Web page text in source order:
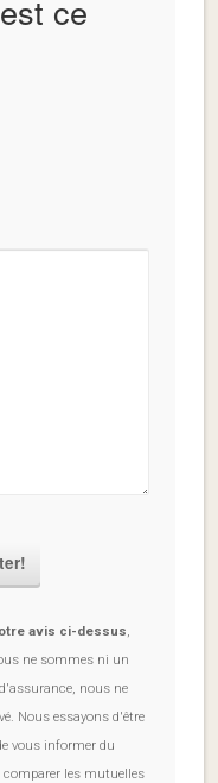
ce
avis ci-dessus
ne sommes ni un
nous ne
Nous essayons d'être
vous informer du
comparer les mutuelles